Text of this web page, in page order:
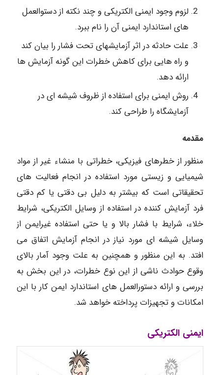
لزوم وجود ایمنی الکتریکی و چند نکته از دستوالعمل
های استاندارد ایمنی آن را نام ببرد.
علت حادثه در اثر آزمایشهای تحت فشار را بیان کند
و راه هایی برای کاهش خطرات این گونه آزمایش ها
ارائه دهد.
روش ایمنی برای استفاده از ظروف شیشه ای در
آزمایشگاه را طراحی کند.
مقدمه
منظور از خطرهای فیزیکی، خطراتی با منشاء غیر از مواد
شیمیایی و زیستی مورد استفاده در انجام فعالیت های
تحقیقاتی است که بیشتر به دلیل بی دقتی یا کم دقتی
فرد آزمایش کننده در استفاده از وسایل الکتریکی، شرایط
خلاء، شرایط با فشار بالا و یا حتی استفاده غیرایمن از
وسایل شیشه ای مورد نیاز در انجام آزمایش اتفاق می
افتد. به این منظور و همچنین به علت وجود آمار بالای
وقوع حوادث ناشی از این نوع خطرات، در این بخش به
بررسی و ارائه دستورالعمل های استاندارد ایمن کار با این
امکانات و تجهیزات پرداخته خواهد شد.
ایمنی الکتریکی